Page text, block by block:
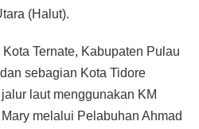
(Halut).
Ternate, Kabupaten Pulau
sebagian Kota Tidore
laut menggunakan KM
melalui Pelabuhan Ahmad